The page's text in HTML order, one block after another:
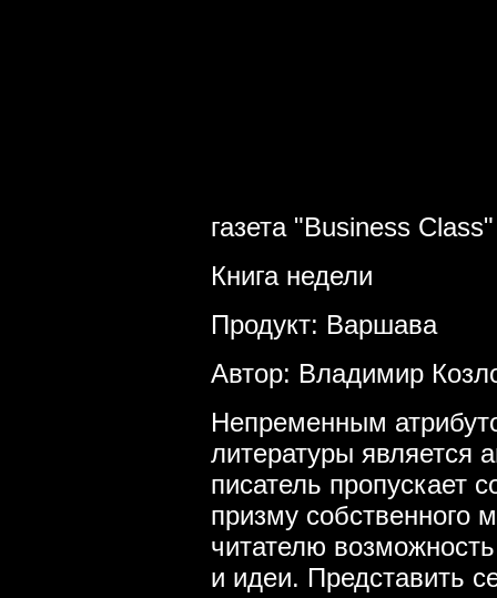
газета "Business
Книга недели
Продукт: Варшава
Автор: Владимир
Непременным
литературы является
писатель пропускает
призму собственного
читателю
и идеи. Представить